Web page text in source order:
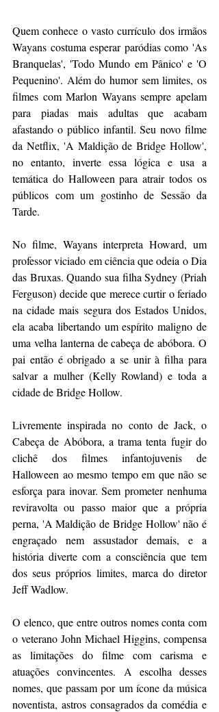
Quem conhece o vasto currículo dos irmãos
Wayans costuma esperar paródias como 'As
Branquelas', 'Todo Mundo em Pânico' e 'O
Pequenino'. Além do humor sem limites, os
filmes com Marlon Wayans sempre apelam
para piadas mais adultas que acabam
afastando o público infantil. Seu novo filme
da Netflix, 'A Maldição de Bridge Hollow',
no entanto, inverte essa lógica e usa a
temática do Halloween para atrair todos os
públicos com um gostinho de Sessão da
Tarde.
No filme, Wayans interpreta Howard, um
professor viciado em ciência que odeia o Dia
das Bruxas. Quando sua filha Sydney (Priah
Ferguson) decide que merece curtir o feriado
na cidade mais segura dos Estados Unidos,
ela acaba libertando um espírito maligno de
uma velha lanterna de cabeça de abóbora. O
pai então é obrigado a se unir à filha para
salvar a mulher (Kelly Rowland) e toda a
cidade de Bridge Hollow.
Livremente inspirada no conto de Jack, o
Cabeça de Abóbora, a trama tenta fugir do
clichê dos filmes infantojuvenis de
Halloween ao mesmo tempo em que não se
esforça para inovar. Sem prometer nenhuma
reviravolta ou passo maior que a própria
perna, 'A Maldição de Bridge Hollow' não é
engraçado nem assustador demais, e a
história diverte com a consciência que tem
dos seus próprios limites, marca do diretor
Jeff Wadlow.
O elenco, que entre outros nomes conta com
o veterano John Michael Higgins, compensa
as limitações do filme com carisma e
atuações convincentes. A escolha desses
nomes, que passam por um ícone da música
noventista, astros consagrados da comédia e